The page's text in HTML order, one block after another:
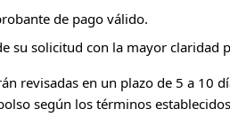
de pago válido.
su solicitud con la mayor claridad
revisadas en un plazo de 5 a 10
según los términos